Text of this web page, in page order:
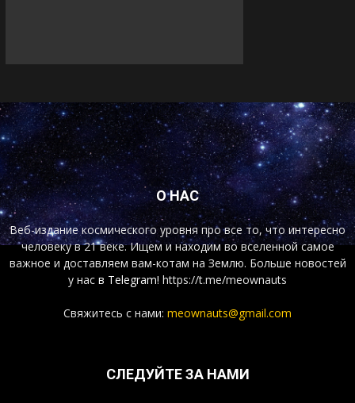
О НАС
Веб-издание космического уровня про все то, что интересно
человеку в 21 веке. Ищем и находим во вселенной самое
важное и доставляем вам-котам на Землю. Больше новостей
у нас в Telegram! https://t.me/meownauts
Свяжитесь с нами: meownauts@gmail.com
СЛЕДУЙТЕ ЗА НАМИ